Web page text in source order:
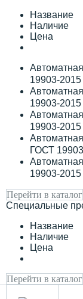
Название
Наличие
Цена
19903-2015
19903-2015
19903-2015
ГОСТ
19903-2015
Перейти в каталог
Специальные
Название
Наличие
Цена
Перейти в каталог